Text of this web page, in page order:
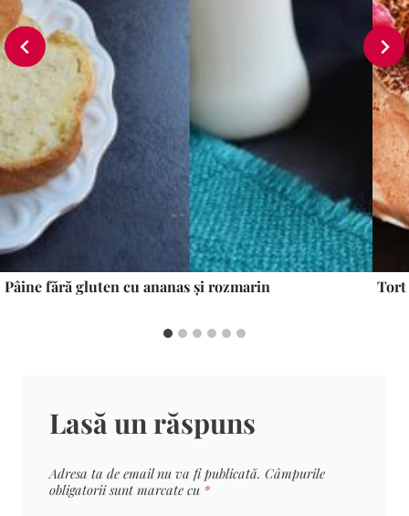
Pâine fără gluten cu ananas și rozmarin Tort
Lasă un răspuns
Adresa ta de email nu va fi publicată. Câmpurile
obligatorii sunt marcate cu *